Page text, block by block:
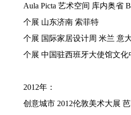
Aula Picta 艺术空间 库内奥省
个展 山东济南 索菲特
个展 国际家居设计周 米兰 意
个展 中国驻西班牙大使馆文化
2012年：
创意城市 2012伦敦美术大展